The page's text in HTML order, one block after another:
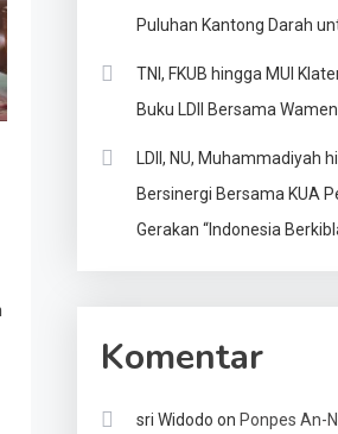
Puluhan Kantong Darah
TNI, FKUB hingga MUI
Buku LDII Bersama
LDII, NU, Muhammadiyah
Bersinergi Bersama KUA
Gerakan “Indonesia
Komentar
sri Widodo on Ponpes An-